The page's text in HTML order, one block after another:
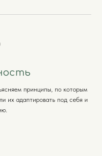
принципы, по которым
их адаптировать под себя и